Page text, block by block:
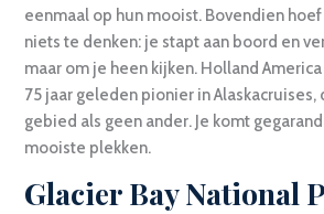
eenmaal op hun mooist. Bovendien
niets te denken: je stapt aan boord en
maar om je heen kijken. Holland
75 jaar geleden pionier in
gebied als geen ander. Je komt
mooiste plekken.
Glacier Bay National